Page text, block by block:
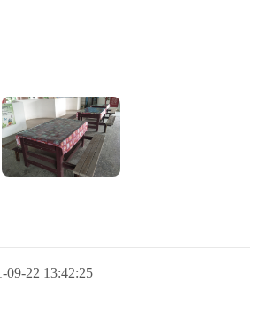
09-22 13:42:25